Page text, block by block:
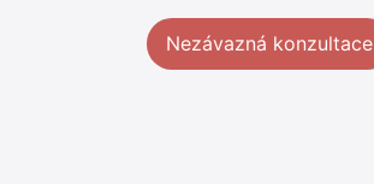
Nezávazná konzultace